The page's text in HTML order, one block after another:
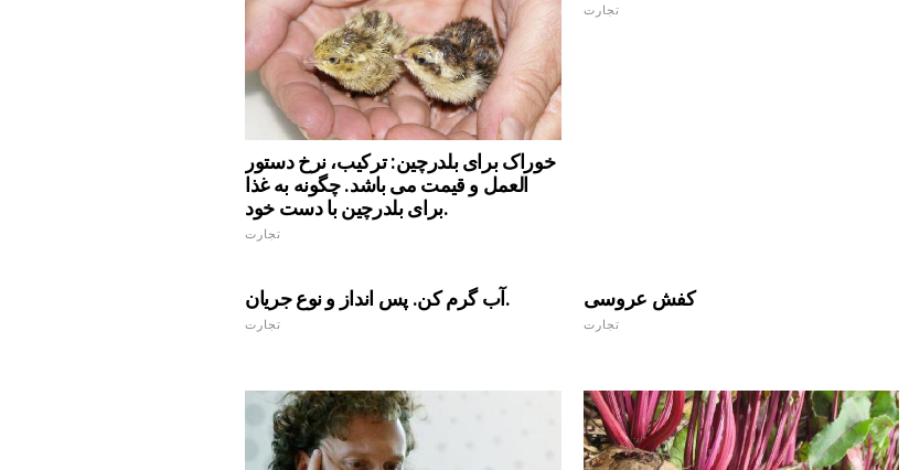
خوراک برای بلدرچین: ترکیب، نرخ دستور
العمل و قیمت می باشد. چگونه به غذا
برای بلدرچین با دست خود.
تجارت
تجارت
آب گرم کن. پس انداز و نوع جریان.
تجارت
کفش عروسی
تجارت